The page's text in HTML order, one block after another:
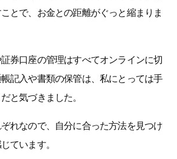
とで、お金との距離がぐっと縮まりま
券口座の管理はすべてオンラインに切
記入や書類の保管は、私にとっては手
と気づきました。
れなので、自分に合った方法を見つけ
ています。